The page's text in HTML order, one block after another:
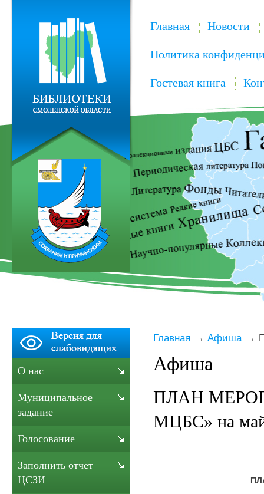
Главная Новости
Политика
Гостевая книга
Главная Афиша
Афиша
ПЛАН
МЦБС» на
О нас
Муниципальное
задание
Голосование
Заполнить отчет
ЦСЗИ